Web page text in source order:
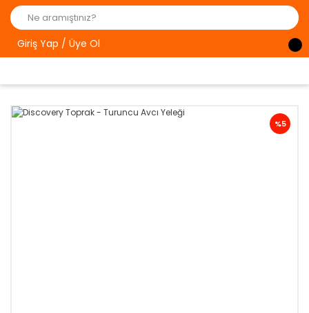
Giriş Yap / Üye Ol
%5